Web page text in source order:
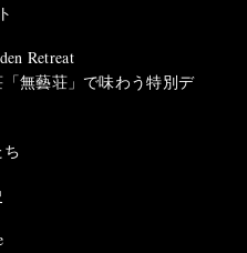
Retreat
無藝荘」で味わう特別デ